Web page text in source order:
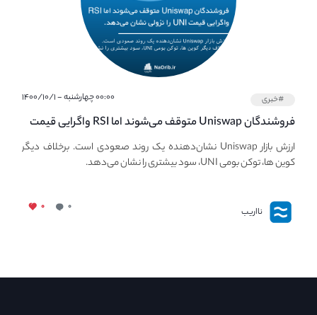
#خبری ۰۰:۰۰ چهارشنبه - ۱۴۰۰/۱۰/۱
فروشندگان Uniswap متوقف می‌شوند اما RSI واگرایی قیمت
UNI نزولی را توسعه می‌دهد.
ارزش بازار Uniswap نشان‌دهنده یک روند صعودی است. برخلاف دیگر
کوین ها، توکن بومی UNI، سود بیشتری را نشان می‌دهد.
نااریب ۰ ۰